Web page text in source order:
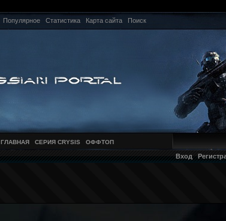
Популярное Статистика Карта сайта Поиск
ГЛАВНАЯ СЕРИЯ CRYSIS ОФФТОП
Вход